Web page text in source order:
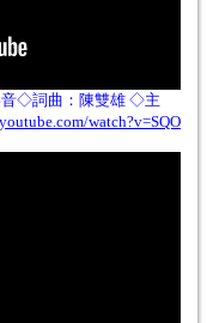
◇詞曲：陳雙雄 ◇主
watch?v=SQO